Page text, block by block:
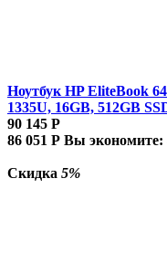
Ноутбук HP EliteBook
1335U, 16GB, 512GB
90 145 Р
86 051 Р Вы экономите:
Скидка 5%